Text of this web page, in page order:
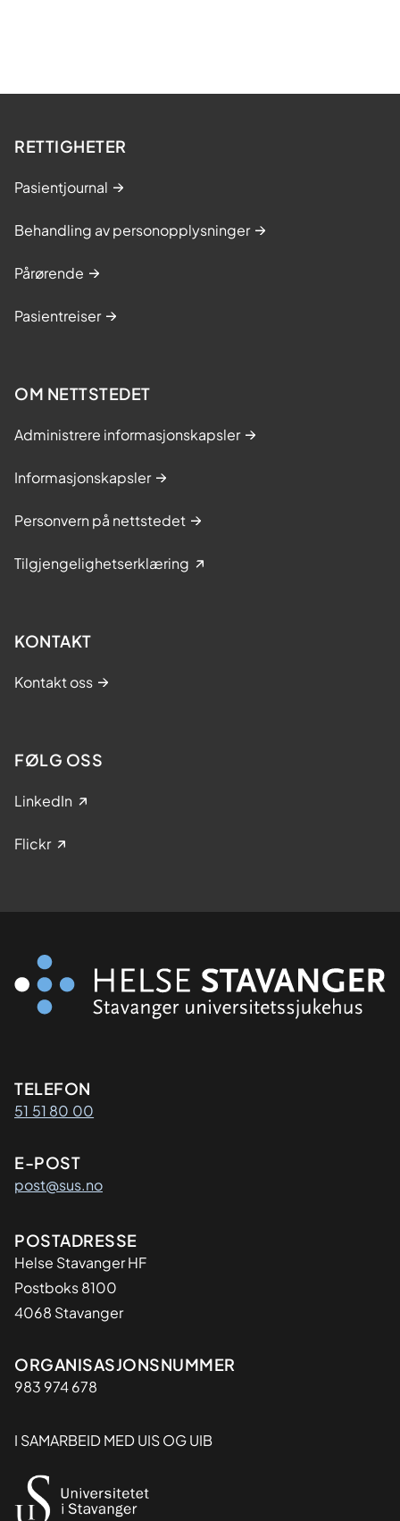
RETTIGHETER
Pasientjournal
Behandling av personopplysninger
Pårørende
Pasientreiser
OM NETTSTEDET
Administrere informasjonskapsler
Informasjonskapsler
Personvern på nettstedet
Tilgjengelighetserklæring
KONTAKT
Kontakt oss
FØLG OSS
LinkedIn
Flickr
Kontaktinformasjon
TELEFON
51 51 80 00
E-POST
post@sus.no
Adresse
POSTADRESSE
Helse Stavanger HF
Postboks 8100
4068 Stavanger
Organisasjon
ORGANISASJONSNUMMER
983 974 678
I SAMARBEID MED UIS OG UIB